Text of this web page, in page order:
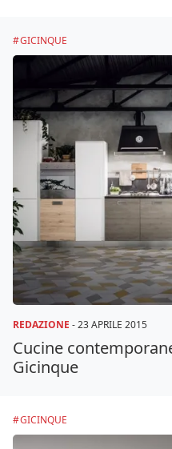
GICINQUE
REDAZIONE -23 APRILE 2015
Cucine
Gicinque
GICINQUE